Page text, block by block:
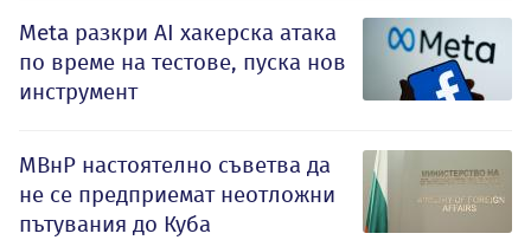
Meta разкри AI хакерска атака
по време на тестове, пуска нов
инструмент
МВнР настоятелно съветва да
не се предприемат неотложни
пътувания до Куба